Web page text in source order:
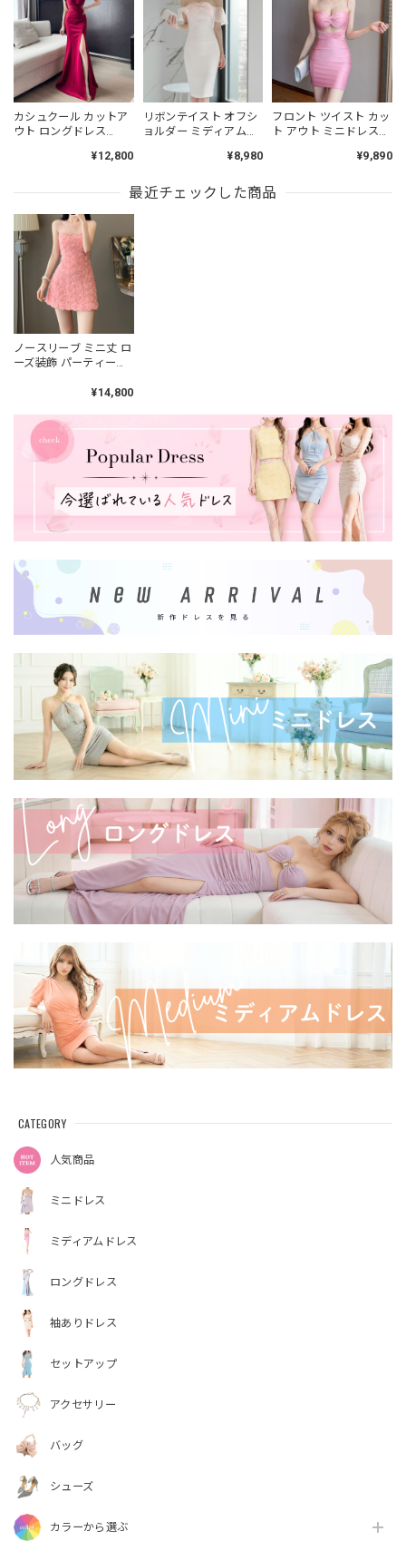
カシュクール カットア
ウト ロングドレス
¥12,800
リボンテイスト オフシ
ョルダー ミディアムド
¥8,980
フロント ツイスト カッ
ト アウト ミニドレス
¥9,890
最近チェックした商品
ノースリーブ ミニ丈 ロ
ーズ装飾 パーティード
¥14,800
CATEGORY
人気商品
ミニドレス
ミディアムドレス
ロングドレス
袖ありドレス
セットアップ
アクセサリー
バッグ
シューズ
カラーから選ぶ